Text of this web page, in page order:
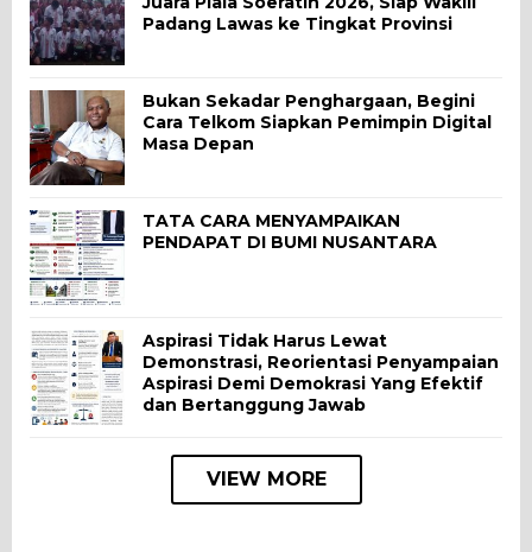
Padang Lawas ke Tingkat Provinsi
Bukan Sekadar Penghargaan, Begini
Cara Telkom Siapkan Pemimpin Digital
Masa Depan
TATA CARA MENYAMPAIKAN
PENDAPAT DI BUMI NUSANTARA
Aspirasi Tidak Harus Lewat
Demonstrasi, Reorientasi Penyampaian
Aspirasi Demi Demokrasi Yang Efektif
dan Bertanggung Jawab
VIEW MORE